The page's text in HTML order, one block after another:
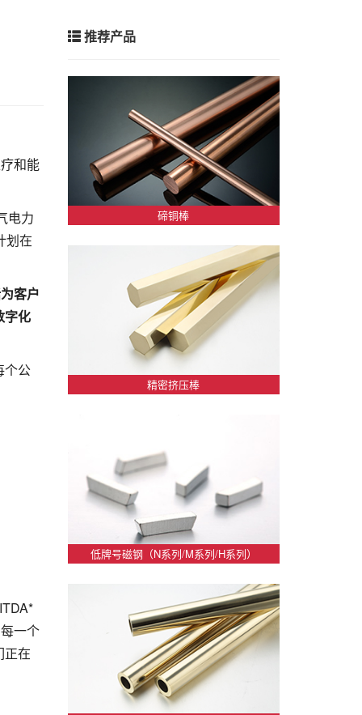
和能
电力
划在
客户
字化
个公
一个
正在
推荐产品
碲铜棒
精密挤压棒
低牌号磁钢（N系列/M系列/H系列）